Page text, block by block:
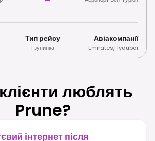
Тип рейсу
1 зупинка
Авіакомпанії
Emirates,Flydubai
люблять
Prune?
інтернет після